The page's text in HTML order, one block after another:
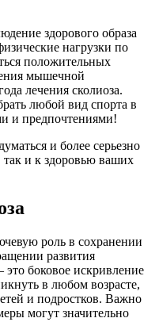
здорового образа
нагрузки по
положительных
мышечной
лечения сколиоза.
любой вид спорта в
и предпочтениями!
и более серьезно
так и к здоровью ваших
роль в сохранении
развития
боковое искривление
в любом возрасте,
и подростков. Важно
могут значительно